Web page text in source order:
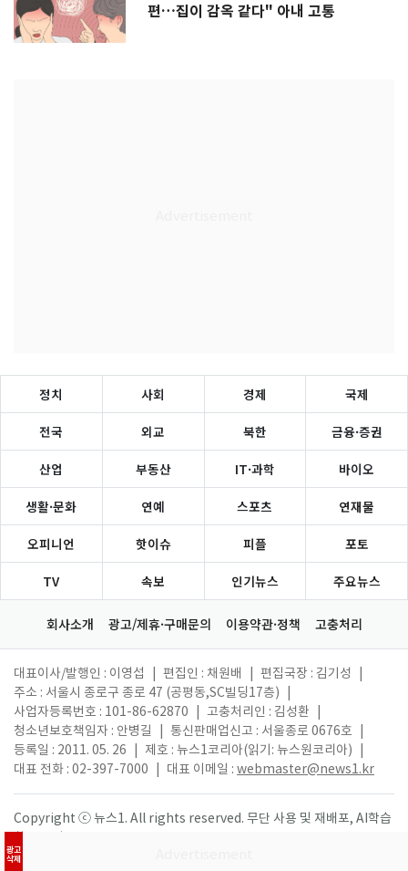
편…집이 감옥 같다" 아내 고통
광고
삭제
정치 사회 경제 국제
전국 외교 북한 금융·증권
산업 부동산 IT·과학 바이오
생활·문화 연예 스포츠 연재물
오피니언 핫이슈 피플 포토
TV 속보 인기뉴스 주요뉴스
회사소개 광고/제휴·구매문의 이용약관·정책 고충처리
대표이사/발행인 : 이영섭 편집인 : 채원배 편집국장 : 김기성
주소 : 서울시 종로구 종로 47 (공평동,SC빌딩17층)
사업자등록번호 : 101-86-62870
고충처리인 : 김성환
청소년보호책임자 : 안병길
통신판매업신고 : 서울종로 0676호
등록일 : 2011. 05. 26
제호 : 뉴스1코리아(읽기: 뉴스원코리아)
대표 전화 : 02-397-7000
대표 이메일 : webmaster@news1.kr
Copyright ⓒ 뉴스1. All rights reserved. 무단 사용 및 재배포, AI학습
활용 금지.